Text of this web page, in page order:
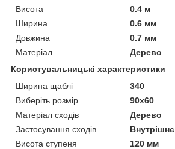
Висота
0.4 м
Ширина
0.6 мм
Довжина
0.7 мм
Матеріал
Дерево
Користувальницькі характеристики
Ширина щаблі
340
Виберіть розмір
90х60
Матеріал сходів
Дерево
Застосування сходів
Внутрішнє
Висота ступеня
120 мм